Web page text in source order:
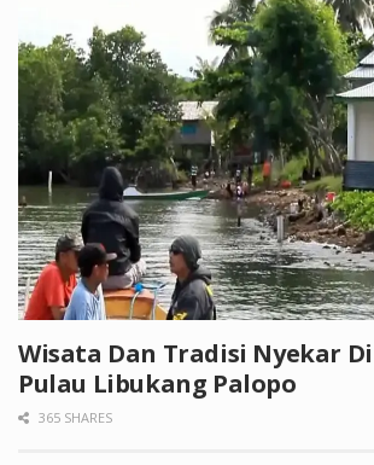
Wisata Dan Tradisi Nyekar Di
Pulau Libukang Palopo
365 SHARES